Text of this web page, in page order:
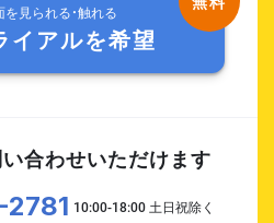
見られる・触れる
イアルを希望
合わせいただけます